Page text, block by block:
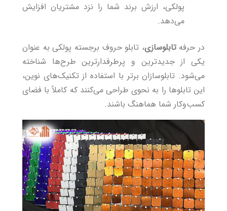
پولکی، ارزش برند شما را نزد مشتریان افزایش
می‌دهد.
در حرفهتابلوسازی، تابلو حروف برجسته پولکی به عنوان
یکی از جدیدترین و پرطرفدارترین طرح‌ها شناخته
می‌شود. تابلوسازان برتر با استفاده از تکنیک‌های نوین،
این تابلوها را به نحوی طراحی می‌کنند که کاملاً با فضای
کسب‌وکار شما هماهنگ باشند.